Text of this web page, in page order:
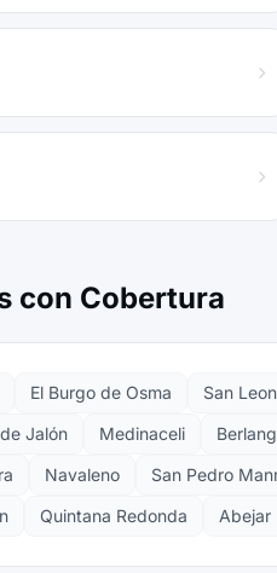
con Cobertura
El Burgo de Osma San
Jalón Medinaceli
Navaleno San Pedro
Quintana Redonda Abejar